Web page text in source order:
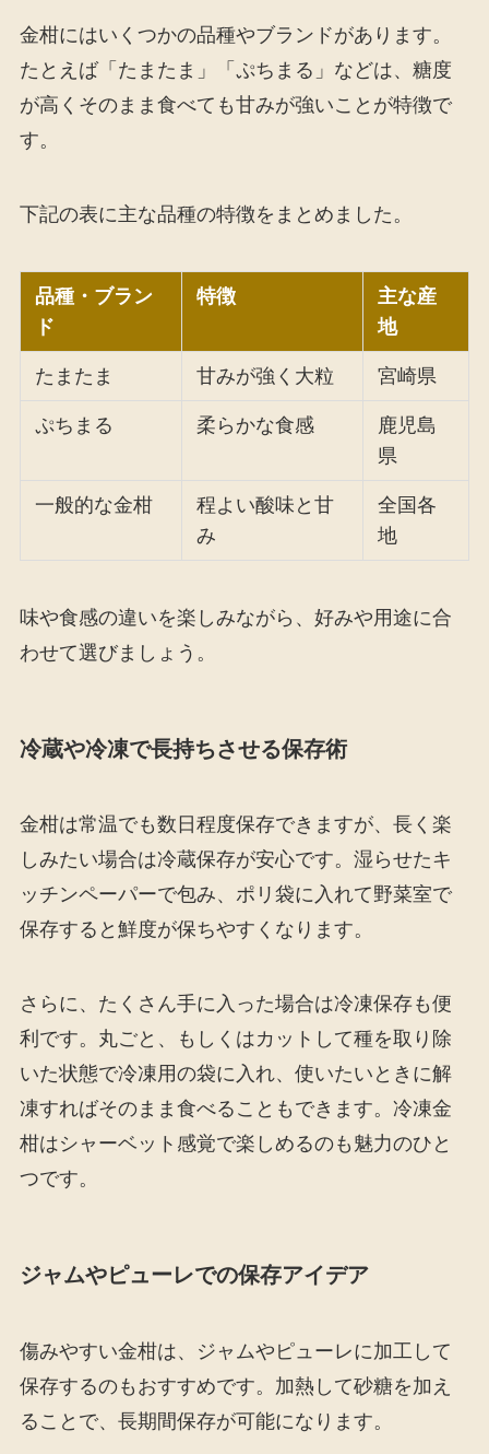
金柑にはいくつかの品種やブランドがあります。
たとえば「たまたま」「ぷちまる」などは、糖度
が高くそのまま食べても甘みが強いことが特徴で
す。
下記の表に主な品種の特徴をまとめました。
品種・ブラン
ド
特徴
主な産
地
たまたま 甘みが強く大粒 宮崎県
ぷちまる 柔らかな食感
鹿児島
県
一般的な金柑
程よい酸味と甘
み
全国各
地
味や食感の違いを楽しみながら、好みや用途に合
わせて選びましょう。
冷蔵や冷凍で長持ちさせる保存術
金柑は常温でも数日程度保存できますが、長く楽
しみたい場合は冷蔵保存が安心です。湿らせたキ
ッチンペーパーで包み、ポリ袋に入れて野菜室で
保存すると鮮度が保ちやすくなります。
さらに、たくさん手に入った場合は冷凍保存も便
利です。丸ごと、もしくはカットして種を取り除
いた状態で冷凍用の袋に入れ、使いたいときに解
凍すればそのまま食べることもできます。冷凍金
柑はシャーベット感覚で楽しめるのも魅力のひと
つです。
ジャムやピューレでの保存アイデア
傷みやすい金柑は、ジャムやピューレに加工して
保存するのもおすすめです。加熱して砂糖を加え
ることで、長期間保存が可能になります。